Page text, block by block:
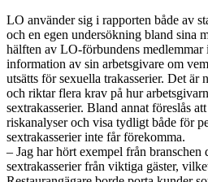
LO använder sig i rapporten både av
och en egen undersökning bland sina
hälften av LO-förbundens medlemmar
information av sin arbetsgivare om
utsätts för sexuella trakasserier. Det
och riktar flera krav på hur
sextrakasserier. Bland annat föreslås
riskanalyser och visa tydligt både för
sextrakasserier inte får förekomma.
– Jag har hört exempel från branschen
sextrakasserier från viktiga gäster,